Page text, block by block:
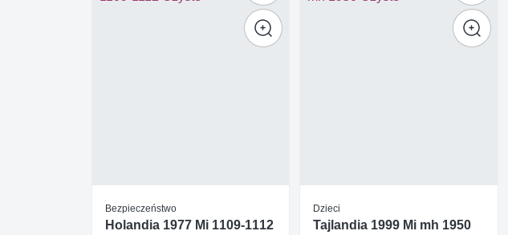
Bezpieczeństwo
Holandia 1977 Mi 1109-1112
Dzieci
Tajlandia 1999 Mi mh 1950